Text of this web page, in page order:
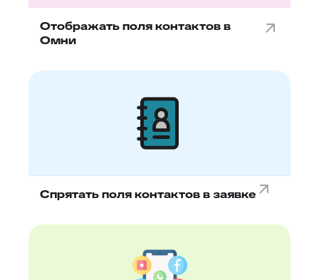
Отображать поля контактов в
Омни
Спрятать поля контактов в заявке